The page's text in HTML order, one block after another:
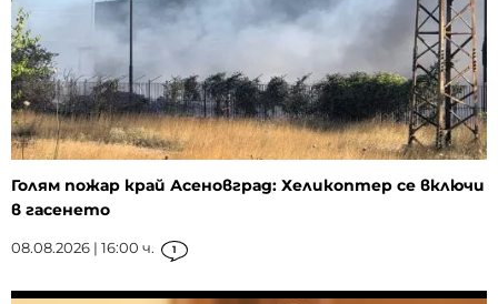
Голям пожар край Асеновград: Хеликоптер се включи
в гасенето
08.08.2026 | 16:00 ч. 1